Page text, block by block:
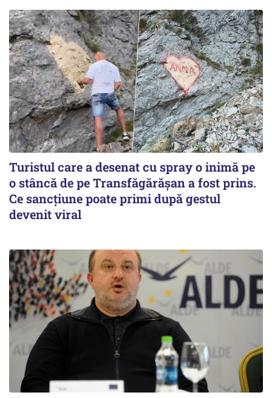
Turistul care a desenat cu spray o inimă pe
o stâncă de pe Transfăgărășan a fost prins.
Ce sancțiune poate primi după gestul
devenit viral